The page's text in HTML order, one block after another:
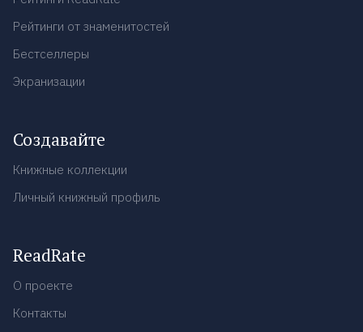
Рейтинги от знаменитостей
Бестселлеры
Экранизации
Создавайте
Книжные коллекции
Личный книжный профиль
ReadRate
О проекте
Контакты